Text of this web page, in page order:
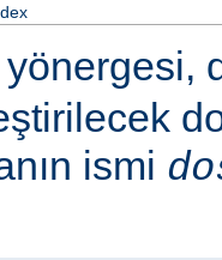
yönergesi,
ismi